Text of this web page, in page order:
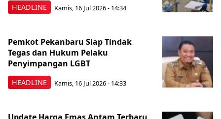
HEADLINE Kamis, 16 Jul 2026 - 14:34
HEADLINE
Pemkot Pekanbaru Siap Tindak
Tegas dan Hukum Pelaku
Penyimpangan LGBT
Kamis, 16 Jul 2026 - 14:33